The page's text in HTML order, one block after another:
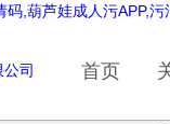
,葫芦娃成人污APP,
首页